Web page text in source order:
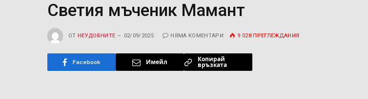
Светия мъченик Мамант
ОТ НЕУДОБНИТЕ 02/09/2025 НЯМА КОМЕНТАРИ 9 028 ПРЕГЛЕЖДАНИЯ
Facebook Имейл
Копирай
връзката